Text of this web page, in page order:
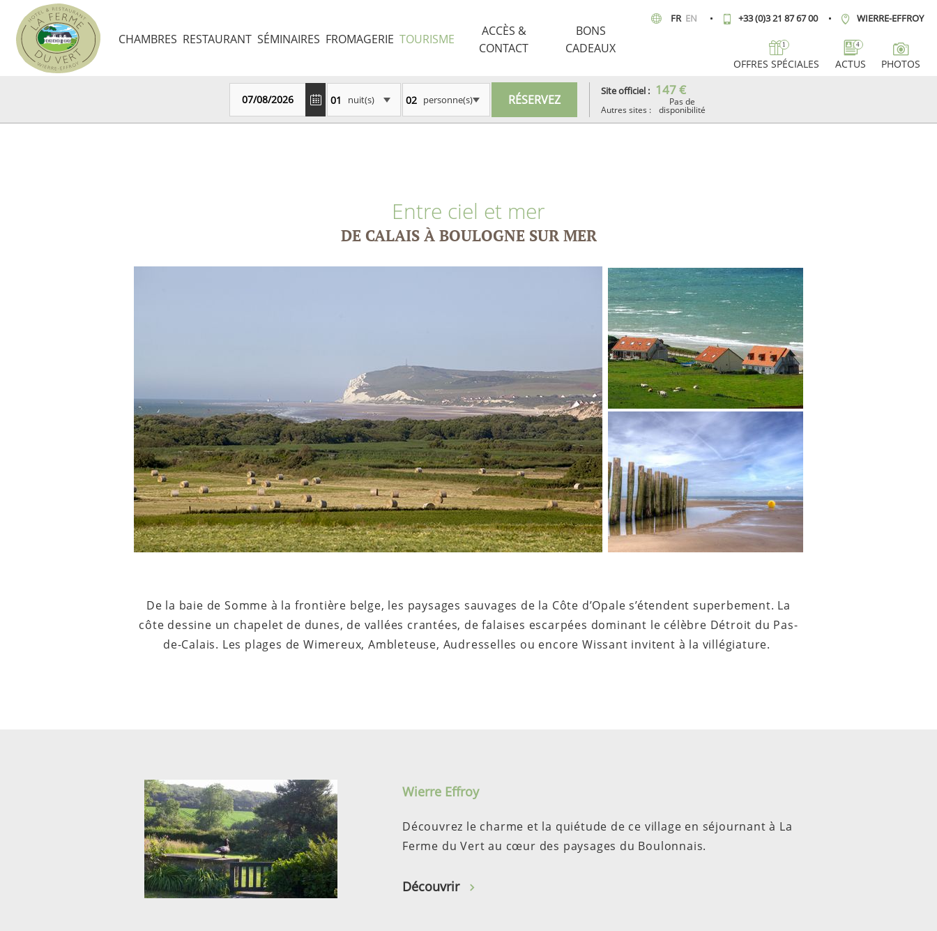
CHAMBRES RESTAURANT SÉMINAIRES FROMAGERIE TOURISME
ACCÈS &
CONTACT
BONS
CADEAUX
1
OFFRES SPÉCIALES
4
ACTUS PHOTOS
nuit(s) personne(s)
Site officiel : 147€
Autres sites :
Pas de
disponibilité
FR EN +33 (0)3 21 87 67 00 WIERRE-EFFROY
Entre ciel et mer
DE CALAIS À BOULOGNE SUR MER
De la baie de Somme à la frontière belge, les paysages sauvages de la Côte d’Opale s’étendent superbement. La
côte dessine un chapelet de dunes, de vallées crantées, de falaises escarpées dominant le célèbre Détroit du Pas-
de-Calais. Les plages de Wimereux, Ambleteuse, Audresselles ou encore Wissant invitent à la villégiature.
Wierre Effroy
Découvrez le charme et la quiétude de ce village en séjournant à La
Ferme du Vert au cœur des paysages du Boulonnais.
Découvrir
Panneau de gestion des cookies